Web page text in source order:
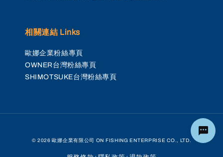
相關連結 Links
歐娜企業粉絲專頁
OWNER台灣粉絲專頁
SHIMOTSUKE台灣粉絲專頁
© 2026 歐娜企業有限公司 ON FISHING ENTERPRISE CO., LTD.